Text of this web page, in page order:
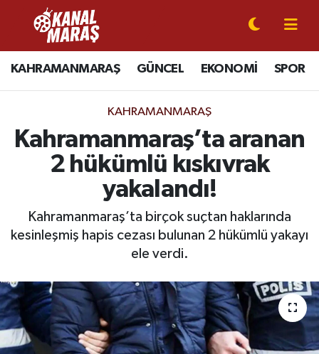
KAHRAMANMARAŞ GÜNCEL EKONOMİ SPOR
KAHRAMANMARAŞ
Kahramanmaraş’ta aranan
2 hükümlü kıskıvrak
yakalandı!
Kahramanmaraş’ta birçok suçtan haklarında
kesinleşmiş hapis cezası bulunan 2 hükümlü yakayı
ele verdi.
CANLI YAYIN
KAHRAMANMARAŞ
SPOR
EKONOMİ
MAGAZİN
SAĞLIK
Kahramanmaraş Nöbetçi Eczaneler
Kahramanmaraş Hava Durumu
Kahramanmaraş Trafik Yoğunluk Haritası
Süper Lig Puan Durumu ve Fikstür
Tüm Manşetler
Haber Arşivi